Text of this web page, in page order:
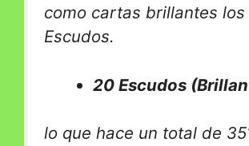
como cartas brillantes los
Escudos.
20 Escudos
lo que hace un total de